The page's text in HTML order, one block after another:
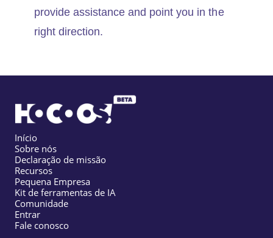
provide assistance and point you in the
right direction.
Início
Sobre nós
Declaração de missão
Recursos
Pequena Empresa
Kit de ferramentas de IA
Comunidade
Entrar
Fale conosco